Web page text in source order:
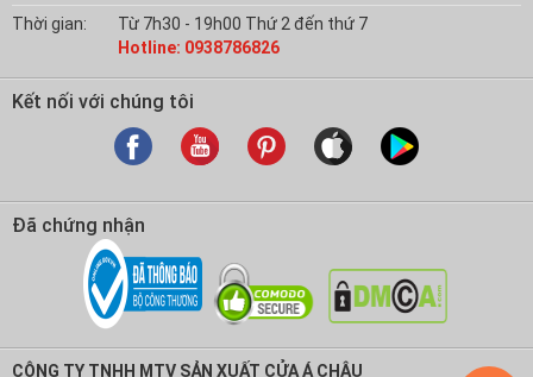
Thời gian:
Từ 7h30 - 19h00 Thứ 2 đến thứ 7
Hotline: 0938786826
Kết nối với chúng tôi
Đã chứng nhận
CÔNG TY TNHH MTV SẢN XUẤT CỬA Á CHÂU